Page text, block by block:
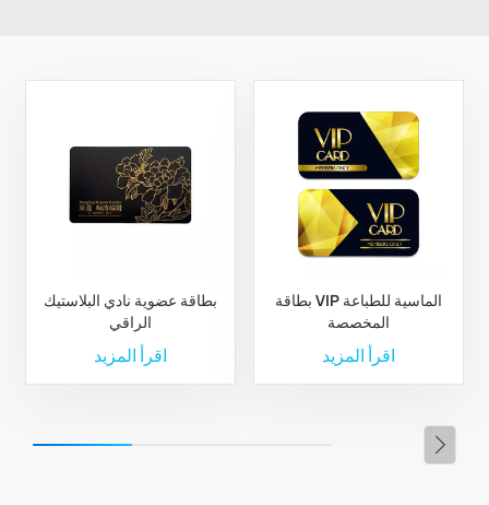
بطاقة عضوية نادي البلاستيك
الراقي
اقرأ المزيد
بطاقة VIP الماسية للطباعة
المخصصة
اقرأ المزيد